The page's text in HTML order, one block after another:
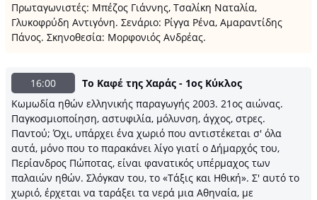
Πρωταγωνιστές: Μπέζος Γιάννης, Τσαλίκη Ναταλία,
Γλυκοφρύδη Αντιγόνη. Σενάριο: Ρίγγα Ρένα, Αμαραντίδης
Πάνος. Σκηνοθεσία: Μορφονιός Ανδρέας.
16:00
Το Καφέ της Χαράς - 1ος Κύκλος
Κωμωδία ηθών ελληνικής παραγωγής 2003. 21ος αιώνας.
Παγκοσμιοποίηση, αστυφιλία, μόλυνση, άγχος, στρες.
Παντού; Όχι, υπάρχει ένα χωριό που αντιστέκεται σ' όλα
αυτά, μόνο που το παρακάνει λίγο γιατί ο Δήμαρχός του,
Περίανδρος Πώποτας, είναι φανατικός υπέρμαχος των
παλαιών ηθών. Σλόγκαν του, το «Τάξις και Ηθική». Σ' αυτό το
χωριό, έρχεται να ταράξει τα νερά μια Αθηναία, με